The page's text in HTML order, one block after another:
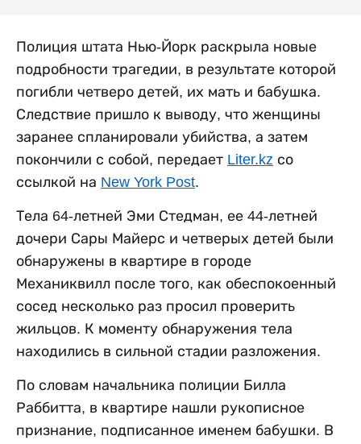
Полиция штата Нью-Йорк раскрыла новые
подробности трагедии, в результате которой
погибли четверо детей, их мать и бабушка.
Следствие пришло к выводу, что женщины
заранее спланировали убийства, а затем
покончили с собой, передает Liter.kz со
ссылкой на New York Post.
Тела 64-летней Эми Стедман, ее 44-летней
дочери Сары Майерс и четверых детей были
обнаружены в квартире в городе
Механиквилл после того, как обеспокоенный
сосед несколько раз просил проверить
жильцов. К моменту обнаружения тела
находились в сильной стадии разложения.
По словам начальника полиции Билла
Раббитта, в квартире нашли рукописное
признание, подписанное именем бабушки. В